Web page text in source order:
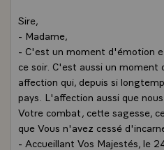
Sire,
- Madame,
- C'est un moment d'émotion
ce soir. C'est aussi un
affection qui, depuis si
pays. L'affection aussi que
Votre combat, cette sagesse,
que Vous n'avez cessé
- Accueillant Vos Majestés, le